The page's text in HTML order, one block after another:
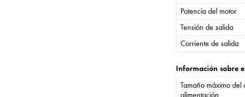
Potencia del motor
Tensión de salida
Corriente de salida
Información sobre
Tamaño máximo del
alimentación